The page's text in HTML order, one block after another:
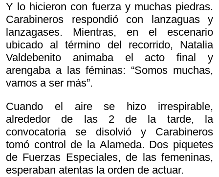
Y lo hicieron con fuerza y muchas piedras.
Carabineros respondió con lanzaguas y
lanzagases. Mientras, en el escenario
ubicado al término del recorrido, Natalia
Valdebenito animaba el acto final y
arengaba a las féminas: “Somos muchas,
vamos a ser más”.
Cuando el aire se hizo irrespirable,
alrededor de las 2 de la tarde, la
convocatoria se disolvió y Carabineros
tomó control de la Alameda. Dos piquetes
de Fuerzas Especiales, de las femeninas,
esperaban atentas la orden de actuar.